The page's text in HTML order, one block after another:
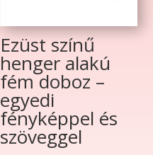
Ezüst színű
henger alakú
fém doboz –
egyedi
fényképpel és
szöveggel